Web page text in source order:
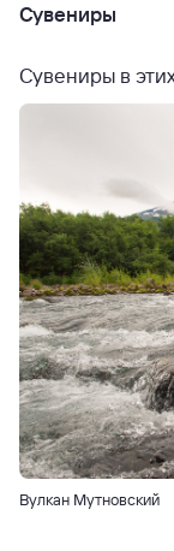
Сувениры
Сувениры в
Вулкан Мутновский